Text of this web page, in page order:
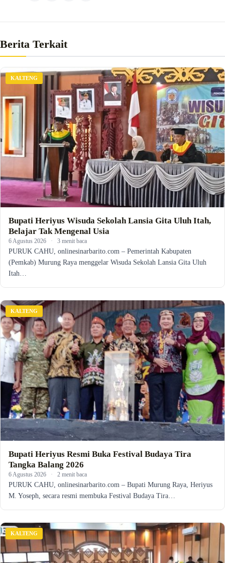
Berita Terkait
KALTENG
Bupati Heriyus Wisuda Sekolah Lansia Gita Uluh Itah,
Belajar Tak Mengenal Usia
6 Agustus 2026 · 3 menit baca
PURUK CAHU, onlinesinarbarito.com – Pemerintah Kabupaten
(Pemkab) Murung Raya menggelar Wisuda Sekolah Lansia Gita Uluh
Itah…
KALTENG
Bupati Heriyus Resmi Buka Festival Budaya Tira
Tangka Balang 2026
6 Agustus 2026 · 2 menit baca
PURUK CAHU, onlinesinarbarito.com – Bupati Murung Raya, Heriyus
M. Yoseph, secara resmi membuka Festival Budaya Tira…
KALTENG